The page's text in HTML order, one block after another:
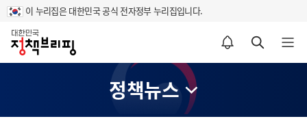
이 누리집은 대한민국 공식 전자정부 누리집입니다.
홈
알림설정 바로가기 검색 바로가기 메뉴 열기
정책뉴스